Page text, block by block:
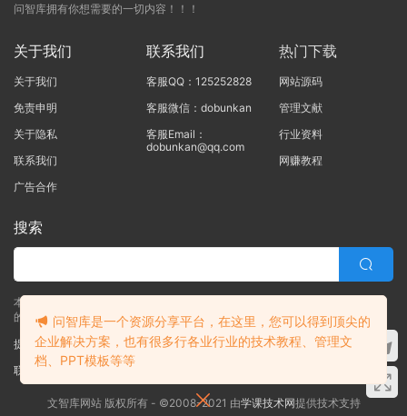
问智库拥有你想需要的一切内容！！！
关于我们
关于我们
免责申明
关于隐私
联系我们
广告合作
联系我们
客服QQ：125252828
客服微信：dobunkan
客服Email：
dobunkan@qq.com
热门下载
网站源码
管理文献
行业资料
网赚教程
搜索
本站的所有资源均由本站的站长及合作伙伴整理发布，80%的内容为合作伙伴
的职场实战干货！！
提交工单
联系客服
(说明需求，勿问在否)
文智库网站 版权所有 - ©2008-2021 由学课技术网提供技术支持
问智库是一个资源分享平台，在这里，您可以得到顶尖的
企业解决方案，也有很多行各业行业的技术教程、管理文
档、PPT模板等等